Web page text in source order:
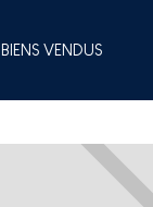
BIENS VENDUS